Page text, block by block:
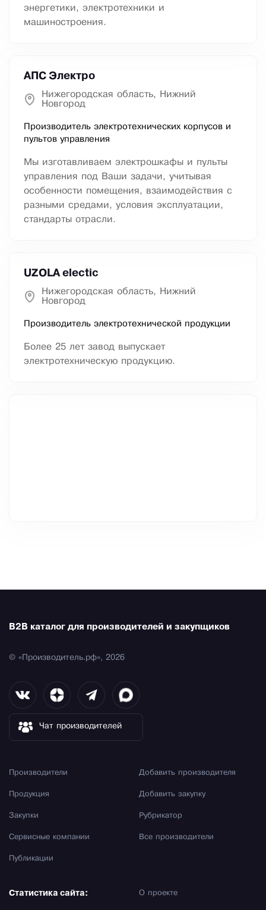
энергетики, электротехники и
машиностроения.
АПС Электро
Нижегородская область, Нижний
Новгород
Производитель электротехнических корпусов и
пультов управления
Мы изготавливаем электрошкафы и пульты
управления под Ваши задачи, учитывая
особенности помещения, взаимодействия с
разными средами, условия эксплуатации,
стандарты отрасли.
UZOLA electic
Нижегородская область, Нижний
Новгород
Производитель электротехнической продукции
Более 25 лет завод выпускает
электротехническую продукцию.
B2B каталог для производителей и закупщиков
© «Производитель.рф», 2026
Чат производителей
Производители
Продукция
Закупки
Сервисные компании
Публикации
Добавить производителя
Добавить закупку
Рубрикатор
Все производители
О проекте
Статистика сайта: